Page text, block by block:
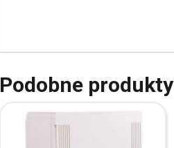
Podobne produkty